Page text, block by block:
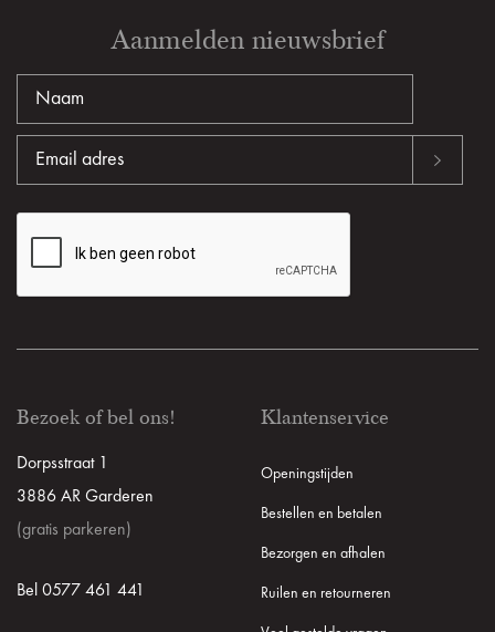
Aanmelden nieuwsbrief
Bezoek of bel ons!
Dorpsstraat 1
3886 AR Garderen
(gratis parkeren)
Bel 0577 461 441
Klantenservice
Openingstijden
Bestellen en betalen
Bezorgen en afhalen
Ruilen en retourneren